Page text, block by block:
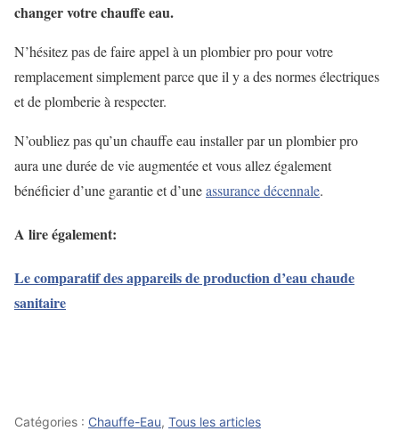
changer votre chauffe eau.
N’hésitez pas de faire appel à un plombier pro pour votre
remplacement simplement parce que il y a des normes électriques
et de plomberie à respecter.
N’oubliez pas qu’un chauffe eau installer par un plombier pro
aura une durée de vie augmentée et vous allez également
bénéficier d’une garantie et d’uneassurance décennale.
A lire également:
Le comparatif des appareils de production d’eau chaude
sanitaire
Catégories : Chauffe-Eau, Tous les articles